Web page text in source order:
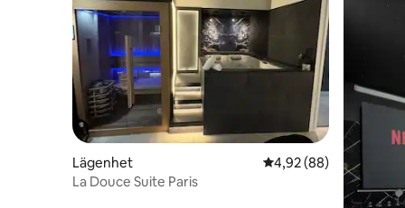
Lägenhet 4,92 av 5 i
4,92 (88)
La Douce Suite Paris